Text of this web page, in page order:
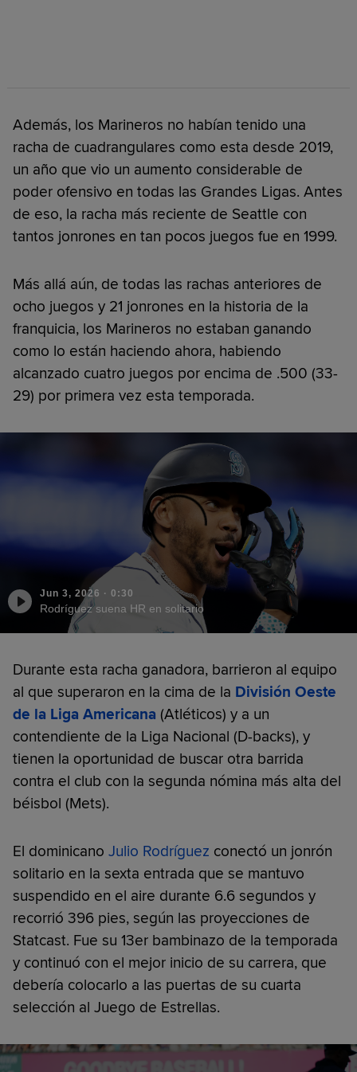
Además, los Marineros no habían tenido una
racha de cuadrangulares como esta desde 2019,
un año que vio un aumento considerable de
poder ofensivo en todas las Grandes Ligas. Antes
de eso, la racha más reciente de Seattle con
tantos jonrones en tan pocos juegos fue en 1999.
Más allá aún, de todas las rachas anteriores de
ocho juegos y 21 jonrones en la historia de la
franquicia, los Marineros no estaban ganando
como lo están haciendo ahora, habiendo
alcanzado cuatro juegos por encima de .500 (33-
29) por primera vez esta temporada.
Jun 3, 2026 · 0:30
Rodríguez suena HR en solitario
Durante esta racha ganadora, barrieron al equipo
al que superaron en la cima de la División Oeste
de la Liga Americana (Atléticos) y a un
contendiente de la Liga Nacional (D-backs), y
tienen la oportunidad de buscar otra barrida
contra el club con la segunda nómina más alta del
béisbol (Mets).
El dominicano Julio Rodríguez conectó un jonrón
solitario en la sexta entrada que se mantuvo
suspendido en el aire durante 6.6 segundos y
recorrió 396 pies, según las proyecciones de
Statcast. Fue su 13er bambinazo de la temporada
y continuó con el mejor inicio de su carrera, que
debería colocarlo a las puertas de su cuarta
selección al Juego de Estrellas.